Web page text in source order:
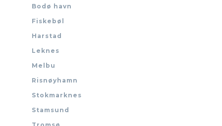
Bodø havn
Fiskebøl
Harstad
Leknes
Melbu
Risnøyhamn
Stokmarknes
Stamsund